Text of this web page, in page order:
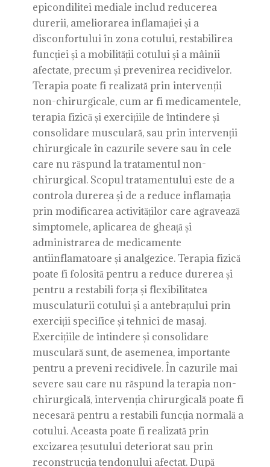
epicondilitei mediale includ reducerea
durerii, ameliorarea inflamației și a
disconfortului în zona cotului, restabilirea
funcției și a mobilității cotului și a mâinii
afectate, precum și prevenirea recidivelor.
Terapia poate fi realizată prin intervenții
non-chirurgicale, cum ar fi medicamentele,
terapia fizică și exercițiile de întindere și
consolidare musculară, sau prin intervenții
chirurgicale în cazurile severe sau în cele
care nu răspund la tratamentul non-
chirurgical. Scopul tratamentului este de a
controla durerea și de a reduce inflamația
prin modificarea activităților care agravează
simptomele, aplicarea de gheață și
administrarea de medicamente
antiinflamatoare și analgezice. Terapia fizică
poate fi folosită pentru a reduce durerea și
pentru a restabili forța și flexibilitatea
musculaturii cotului și a antebrațului prin
exerciții specifice și tehnici de masaj.
Exercițiile de întindere și consolidare
musculară sunt, de asemenea, importante
pentru a preveni recidivele. În cazurile mai
severe sau care nu răspund la terapia non-
chirurgicală, intervenția chirurgicală poate fi
necesară pentru a restabili funcția normală a
cotului. Aceasta poate fi realizată prin
excizarea țesutului deteriorat sau prin
reconstrucția tendonului afectat. După